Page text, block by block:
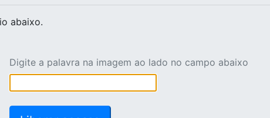
abaixo.
Digite a palavra na imagem ao lado no campo abaixo